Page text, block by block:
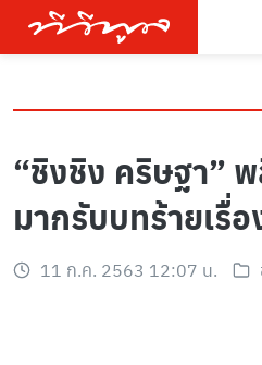
“ชิงชิง คริษฐา”
มากรับบทร้ายเรื่
11 ก.ค. 2563 12:07 น.